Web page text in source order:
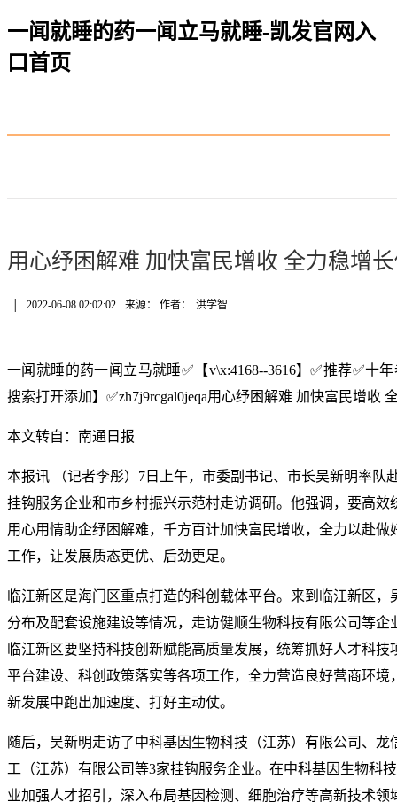
一闻就睡的药一闻立马就睡-凯发官网入
口首页
用心纾困解难 加快富民增收 全力稳增
2022-06-08 02:02:02 来源： 作者： 洪学智
一闻就睡的药一闻立马就睡✅【v\x:4168--3616】✅推荐✅十
搜索打开添加】✅zh7j9rcgal0jeqa用心纾困解难 加快富民增收
本文转自：南通日报
本报讯 （记者李彤）7日上午，市委副书记、市长吴新明率队
挂钩服务企业和市乡村振兴示范村走访调研。他强调，要高效
用心用情助企纾困解难，千方百计加快富民增收，全力以赴
工作，让发展质态更优、后劲更足。
临江新区是海门区重点打造的科创载体平台。来到临江新区
分布及配套设施建设等情况，走访健顺生物科技有限公司等
临江新区要坚持科技创新赋能高质量发展，统筹抓好人才科
平台建设、科创政策落实等各项工作，全力营造良好营商环境
新发展中跑出加速度、打好主动仗。
随后，吴新明走访了中科基因生物科技（江苏）有限公司、
工（江苏）有限公司等3家挂钩服务企业。在中科基因生物科
业加强人才招引，深入布局基因检测、细胞治疗等高新技术